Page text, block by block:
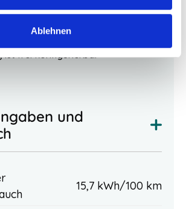
Ablehnen
ist frei konfigurierbar
und
15,7 kWh/100 km